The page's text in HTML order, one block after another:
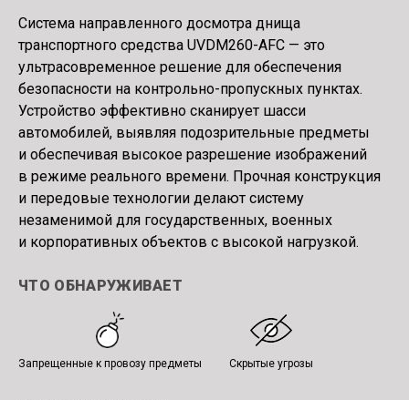
Система направленного досмотра днища
транспортного средства UVDM260-AFC — это
ультрасовременное решение для обеспечения
безопасности на контрольно-пропускных пунктах.
Устройство эффективно сканирует шасси
автомобилей, выявляя подозрительные предметы
и обеспечивая высокое разрешение изображений
в режиме реального времени. Прочная конструкция
и передовые технологии делают систему
незаменимой для государственных, военных
и корпоративных объектов с высокой нагрузкой.
ЧТО ОБНАРУЖИВАЕТ
Запрещенные к провозу предметы Скрытые угрозы